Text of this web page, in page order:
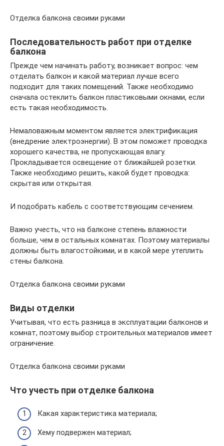
Отделка балкона своими руками
Последовательность работ при отделке
балкона
Прежде чем начинать работу, возникает вопрос: чем
отделать балкон и какой материал лучше всего
подходит для таких помещений. Также необходимо
сначала остеклить балкон пластиковыми окнами, если
есть такая необходимость.
Немаловажным моментом является электрификация
(внедрение электроэнергии). В этом поможет проводка
хорошего качества, не пропускающая влагу.
Прокладывается освещение от ближайшей розетки.
Также необходимо решить, какой будет проводка:
скрытая или открытая.
И подобрать кабель с соответствующим сечением.
Важно учесть, что на балконе степень влажности
больше, чем в остальных комнатах. Поэтому материалы
должны быть влагостойкими, и в какой мере утеплить
стены балкона.
Отделка балкона своими руками
Виды отделки
Учитывая, что есть разница в эксплуатации балконов и
комнат, поэтому выбор строительных материалов имеет
ограничение.
Отделка балкона своими руками
Что учесть при отделке балкона
Какая характеристика материала;
Xему подвержен материал;